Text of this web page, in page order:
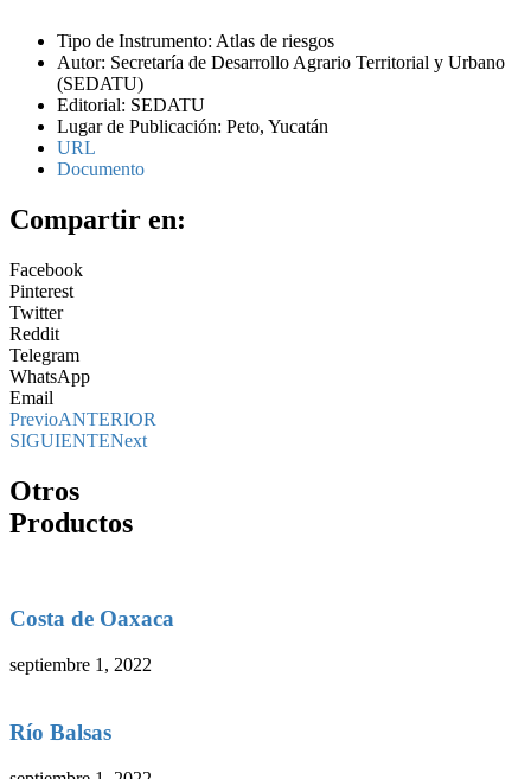
Tipo de Instrumento: Atlas de riesgos
Autor: Secretaría de Desarrollo Agrario Territorial y Urbano
(SEDATU)
Editorial: SEDATU
Lugar de Publicación: Peto, Yucatán
URL
Documento
Compartir en:
Facebook
Pinterest
Twitter
Reddit
Telegram
WhatsApp
Email
PrevioANTERIOR
SIGUIENTENext
Otros
Productos
Costa de Oaxaca
septiembre 1, 2022
Río Balsas